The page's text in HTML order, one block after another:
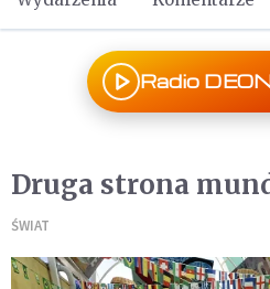
Radio
Druga strona
ŚWIAT